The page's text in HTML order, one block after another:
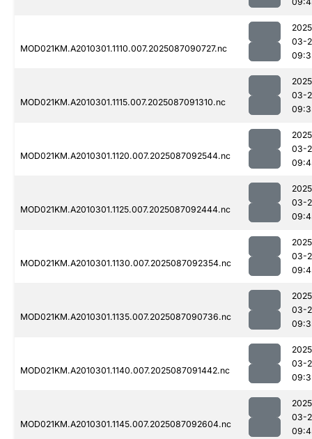
MOD021KM.A2010301.1110.007.2025087090727.nc
03-
MOD021KM.A2010301.1115.007.2025087091310.nc
03-
MOD021KM.A2010301.1120.007.2025087092544.nc
03-
MOD021KM.A2010301.1125.007.2025087092444.nc
03-
MOD021KM.A2010301.1130.007.2025087092354.nc
03-
MOD021KM.A2010301.1135.007.2025087090736.nc
03-
MOD021KM.A2010301.1140.007.2025087091442.nc
03-
MOD021KM.A2010301.1145.007.2025087092604.nc
03-